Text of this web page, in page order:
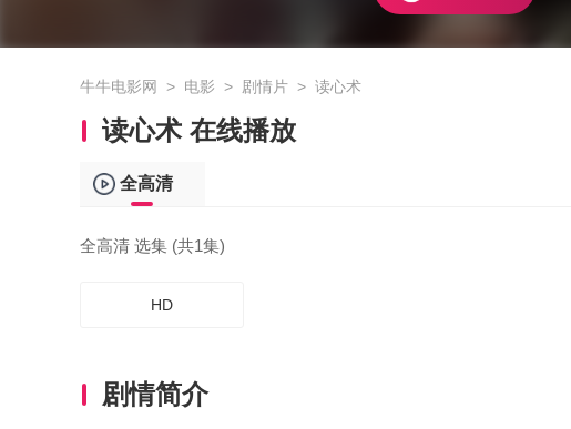
牛牛电影网 > 电影 > 剧情片 > 读心术
读心术 在线播放
全高清
全高清 选集 (共1集)
HD
剧情简介